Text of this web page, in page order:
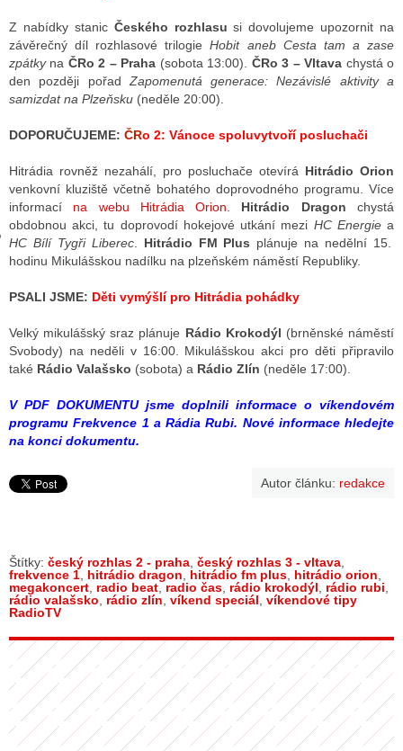
STÁT BLOGEREM
BLOGERA
DISKUTÉRA NA RADIOTV
STARŠÍCH DISKUZÍ
Z nabídky stanicČeského rozhlasu si dovolujeme upozornit na
závěrečný díl rozhlasové trilogieHobit aneb Cesta tam a zase
zpátkyna ČRo 2 – Praha (sobota 13:00). ČRo 3 – Vltava chystá o
den později pořad Zapomenutá generace: Nezávislé aktivity a
samizdat na Plzeňsku (neděle 20:00).
DOPORUČUJEME: ČRo 2: Vánoce spoluvytvoří posluchači
Hitrádia rovněž nezahálí, pro posluchače otevírá Hitrádio Orion
venkovní kluziště včetně bohatého doprovodného programu. Více
informací na webu Hitrádia Orion Hitrádio Dragon chystá
obdobnou akci, tu doprovodí hokejové utkání mezi HC Energiea
HC Bílí Tygři Liberec. Hitrádio FM Plus plánuje na nedělní 15.
hodinu Mikulášskou nadílku na plzeňském náměstí Republiky.
PSALI JSME: Děti vymýšlí pro Hitrádia pohádky
Velký mikulášský sraz plánuje Rádio Krokodýl (brněnské náměstí
Svobody) na neděli v 16:00. Mikulášskou akci pro děti připravilo
také Rádio Valašsko (sobota) a Rádio Zlín (neděle 17:00).
V PDF DOKUMENTU jsme doplnili informace o víkendovém
programu Frekvence 1 a Rádia Rubi. Nové informace hledejte
na konci dokumentu.
Autor článku: redakce
Štítky: český rozhlas 2 - praha český rozhlas 3 - vltava
frekvence 1 hitrádio dragon hitrádio fm plus hitrádio orion
megakoncert radio beat radio čas rádio krokodýl rádio rubi
rádio valašsko
rádio zlín víkend speciál víkendové tipy
RadioTV